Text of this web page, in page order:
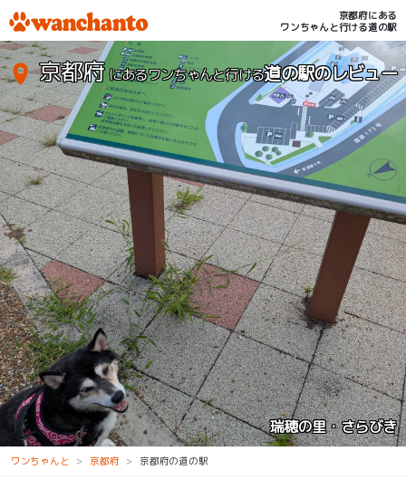
京都府にある
ワンちゃんと行ける道の駅
道の駅 美山ふれあい広場
京都府にあるワンちゃんと行ける道の駅のレビュー
ワンちゃんと 京都府 京都府の道の駅